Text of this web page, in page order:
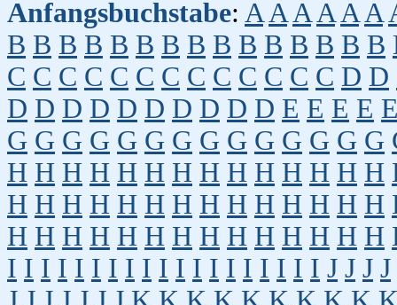
Anfangsbuchstabe: A A A A A A
B B B B B B B B B B B B B B B
C C C C C C C C C C C C C D D
D D D D D D D D D D E E E E
G G G G G G G G G G G G G G
H H H H H H H H H H H H H H
H H H H H H H H H H H H H H
H H H H H H H H H H H H H H
I I I I I I I I I I I I I I I I I I I J J J J